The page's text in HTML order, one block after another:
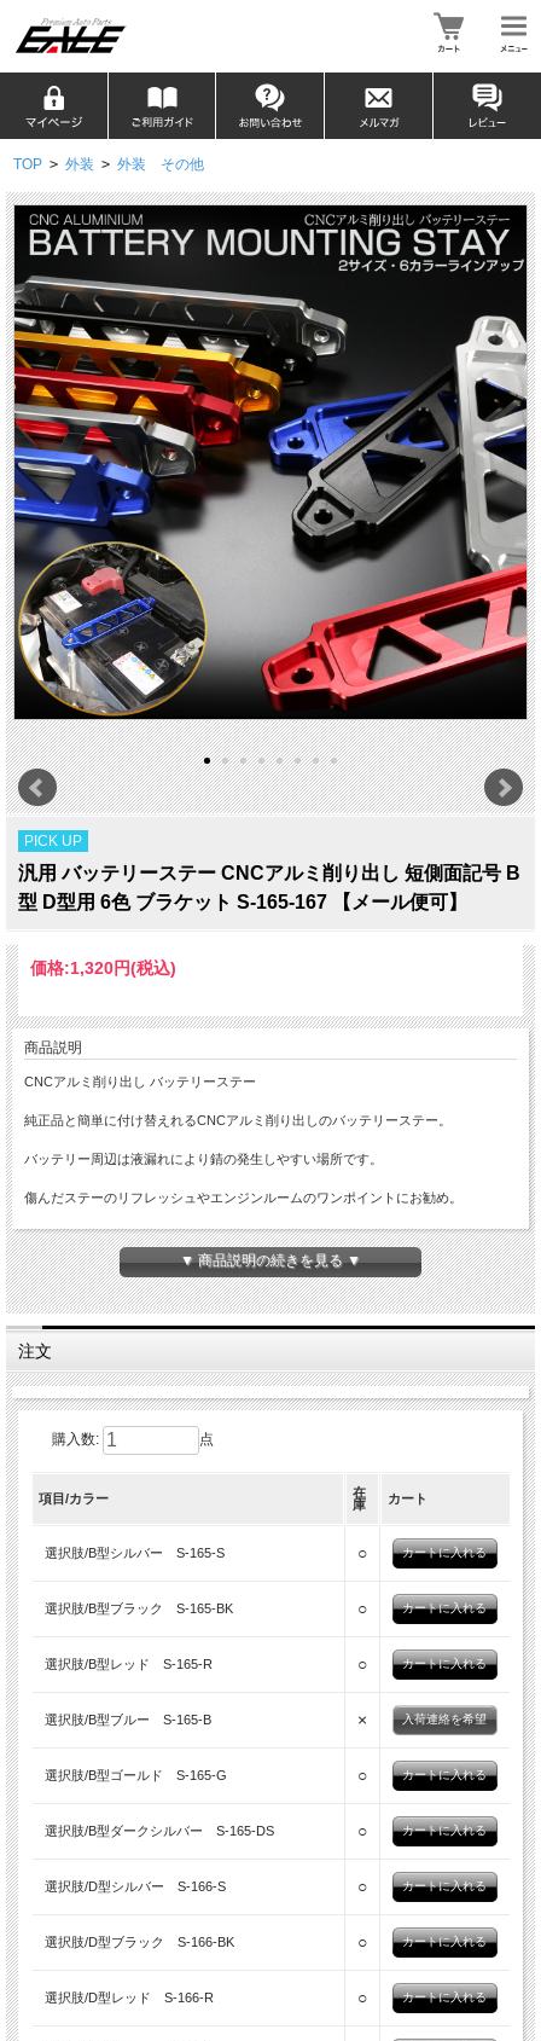
TOP > 外装 > 外装 その他
PICK UP
汎用 バッテリーステー CNCアルミ削り出し 短側面記号 B
型 D型用 6色 ブラケット S-165-167 【メール便可】
価格:1,320円(税込)
商品説明
CNCアルミ削り出し バッテリーステー
純正品と簡単に付け替えれるCNCアルミ削り出しのバッテリーステー。
バッテリー周辺は液漏れにより錆の発生しやすい場所です。
傷んだステーのリフレッシュやエンジンルームのワンポイントにお勧め。
商品概要
■ CNCアルミ削り出し バッテリーステー
■適合バッテリー：短側面記号B(129mm用）/短側面記号D(173mm用）
■入数：数量1で1点（各種カラー）※バッテリーロッドは2本セット
※バッテリーロッドが必要な場合は、選択肢よりご注文頂く必要がございます。
※バッテリーロッドの形状や長さ、マウント方法によりご使用頂けない場合もござ
います。必ず実寸サイズや形状をご確認下さい。
▼ 商品説明の続きを見る ▼
注文
購入数: 点
項目/カラー
在
庫
カート
選択肢/B型シルバー S-165-S ○
選択肢/B型ブラック S-165-BK ○
選択肢/B型レッド S-165-R ○
選択肢/B型ブルー S-165-B × 入荷連絡を希望
選択肢/B型ゴールド S-165-G ○
選択肢/B型ダークシルバー S-165-DS ○
選択肢/D型シルバー S-166-S ○
選択肢/D型ブラック S-166-BK ○
選択肢/D型レッド S-166-R ○